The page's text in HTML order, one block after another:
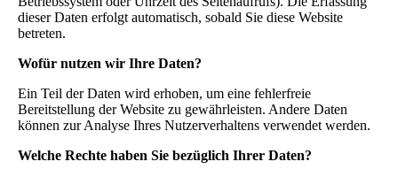
dieser Daten erfolgt automatisch, sobald Sie diese Website
betreten.
Wofür nutzen wir Ihre Daten?
Ein Teil der Daten wird erhoben, um eine fehlerfreie
Bereitstellung der Website zu gewährleisten. Andere Daten
können zur Analyse Ihres Nutzerverhaltens verwendet werden.
Welche Rechte haben Sie bezüglich Ihrer Daten?